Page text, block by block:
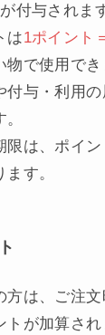
が付与されま
は1ポイント
で使用でき
付与・利用
限は、ポイ
す。
方は、ご注
が加算され